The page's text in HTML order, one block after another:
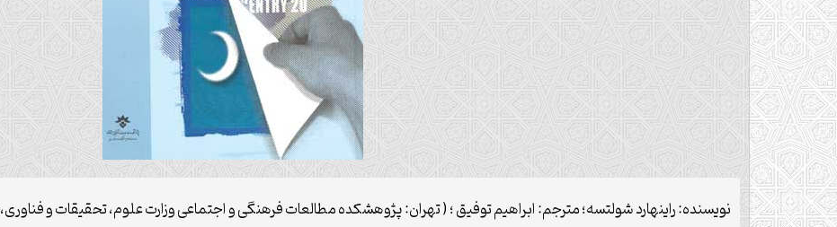
نویسنده: راینهارد شولتسه؛ مترجم: ابراهیم توفیق ؛ ( تهران: پژوهشکده مطالعات فرهنگی و اجتماعی وزارت علوم، تحقیقات و فناوری،1389)